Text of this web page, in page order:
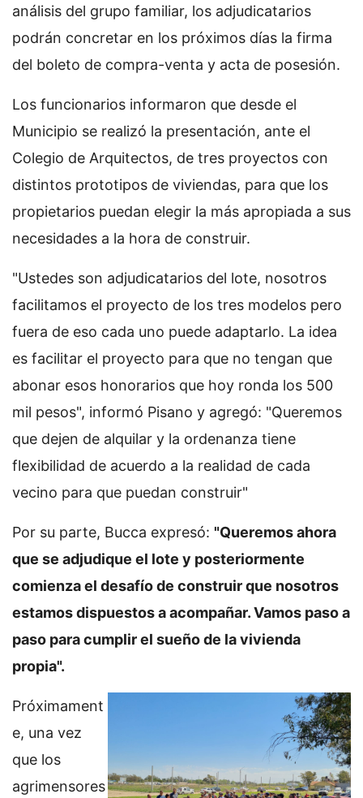
análisis del grupo familiar, los adjudicatarios
podrán concretar en los próximos días la firma
del boleto de compra-venta y acta de posesión.
Los funcionarios informaron que desde el
Municipio se realizó la presentación, ante el
Colegio de Arquitectos, de tres proyectos con
distintos prototipos de viviendas, para que los
propietarios puedan elegir la más apropiada a sus
necesidades a la hora de construir.
"Ustedes son adjudicatarios del lote, nosotros
facilitamos el proyecto de los tres modelos pero
fuera de eso cada uno puede adaptarlo. La idea
es facilitar el proyecto para que no tengan que
abonar esos honorarios que hoy ronda los 500
mil pesos", informó Pisano y agregó: "Queremos
que dejen de alquilar y la ordenanza tiene
flexibilidad de acuerdo a la realidad de cada
vecino para que puedan construir"
Por su parte, Bucca expresó: "Queremos ahora
que se adjudique el lote y posteriormente
comienza el desafío de construir que nosotros
estamos dispuestos a acompañar. Vamos paso a
paso para cumplir el sueño de la vivienda
propia".
Próximament
e, una vez
que los
agrimensores